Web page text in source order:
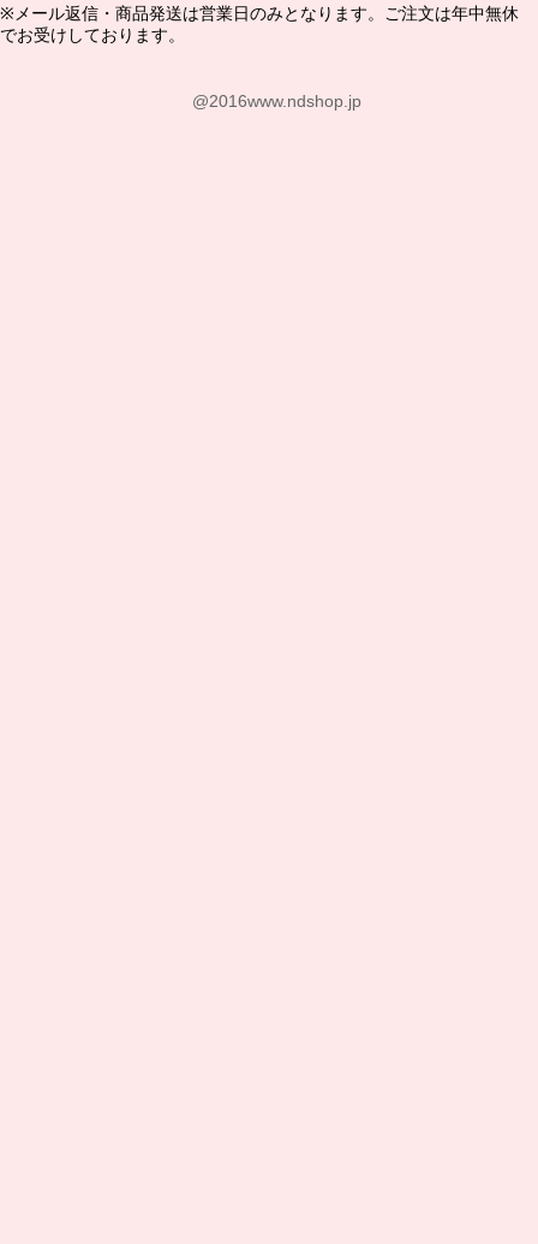
※メール返信・商品発送は営業日のみとなります。ご注文は年中無休
でお受けしております。
@2016www.ndshop.jp